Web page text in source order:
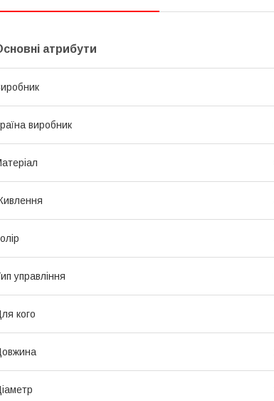
атрибути
виробник
управління
кого